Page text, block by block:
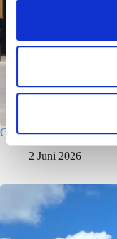
e
e
Gewerbepark – Asten
2 Juni 2026